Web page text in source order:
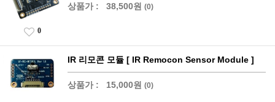
상품가 : 38,500원 (0)
0
IR 리모콘 모듈 [ IR Remocon Sensor Module ]
상품가 : 15,000원 (0)